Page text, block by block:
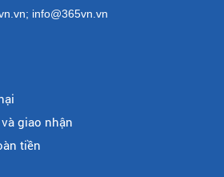
info@365vn.vn
giao nhận
tiền